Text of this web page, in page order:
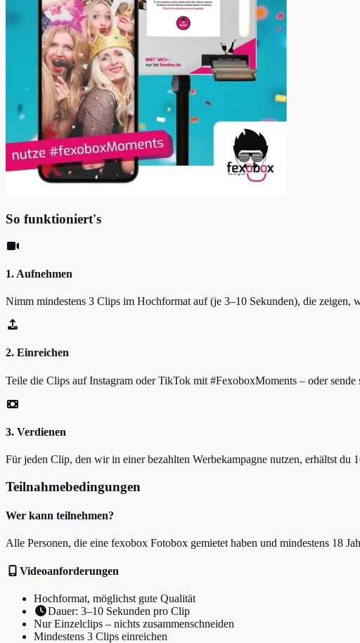
So funktioniert's
1. Aufnehmen
Nimm mindestens 3 Clips im Hochformat auf (je 3–10 Sekunden), die zeigen,
2. Einreichen
Teile die Clips auf Instagram oder TikTok mit #FexoboxMoments – oder
3. Verdienen
Für jeden Clip, den wir in einer bezahlten Werbekampagne nutzen, erhältst du
Teilnahmebedingungen
Wer kann teilnehmen?
Alle Personen, die eine fexobox Fotobox gemietet haben und mindestens 18
Videoanforderungen
Hochformat, möglichst gute Qualität
Dauer: 3–10 Sekunden pro Clip
Nur Einzelclips – nichts zusammenschneiden
Mindestens 3 Clips einreichen